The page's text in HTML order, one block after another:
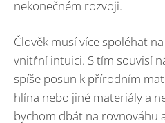
nekonečném rozvoji.
Člověk musí více spoléhat
vnitřní intuici. S tím souvisí
spíše posun k přírodním
hlína nebo jiné materiály a
bychom dbát na rovnováhu